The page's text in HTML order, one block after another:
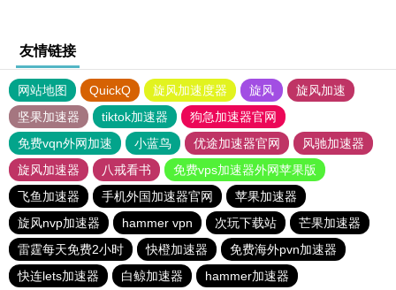
友情链接
网站地图 QuickQ 旋风加速度器 旋风
旋风加速
坚果加速器
tiktok加速器
狗急加速器官网
免费vqn外网加速
小蓝鸟 优途加速器官网
风驰加速器
旋风加速器
八戒看书
免费vps加速器外网苹果版
飞鱼加速器
手机外国加速器官网
苹果加速器
旋风nvp加速器
hammer vpn 次玩下载站
芒果加速器
雷霆每天免费2小时
快橙加速器
免费海外pvn加速器
快连lets加速器
白鲸加速器 hammer加速器